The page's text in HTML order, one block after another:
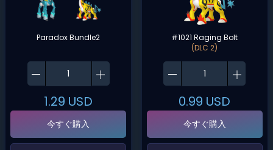
Paradox Bundle2
1.29 USD
今すぐ購入
#1021 Raging Bolt
(DLC 2)
0.99 USD
今すぐ購入